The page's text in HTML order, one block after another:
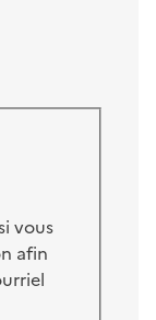
vous
afin